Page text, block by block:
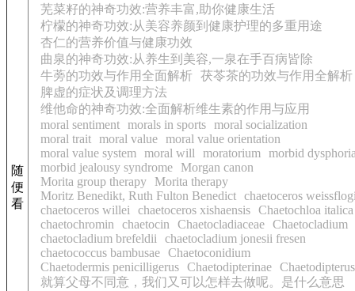
随
便
看
芜菜籽的神奇功效:营养丰富,助你健康生活
柠檬的神奇功效:从美容养颜到健康护理的多重用途
杏仁的营养价值与健康功效
曲泉的神奇功效:从养生到美容,一泉在手百病皆除
牛蒡的功效与作用全面解析 茯苓茶的功效与作用全解析
脾虚的症状及调理方法
维他命的神奇功效:全面解析维生素的作用与应用
moral sentiment morals in sports moral socialization
moral trait moral value moral value orientation
moral value system
moral will moratorium
morbid
morbid jealousy syndrome
Morgan canon
Morita group therapy
Morita therapy
Moritz Benedikt, Ruth Fulton Benedict chaetoceros
chaetoceros willei
chaetoceros xishaensis Chaetochloa italica
chaetochromin
chaetocin Chaetocladiaceae Chaetocladium
chaetocladium brefeldii
chaetocladium jonesii fresen
chaetococcus bambusae Chaetoconidium
Chaetodermis penicilligerus Chaetodipterinae Chaetodipterus
就算父母不同意，我们又可以怎样去做呢。是什么意思